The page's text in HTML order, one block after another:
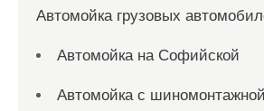
Автомойка грузовых
Автомойка на Софийской
Автомойка с